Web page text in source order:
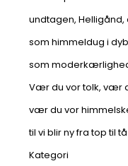
undtagen, Helligånd,
som himmeldug i
som
Vær du vor tolk, vær
vær du vor
til vi blir ny fra top til
Kategori